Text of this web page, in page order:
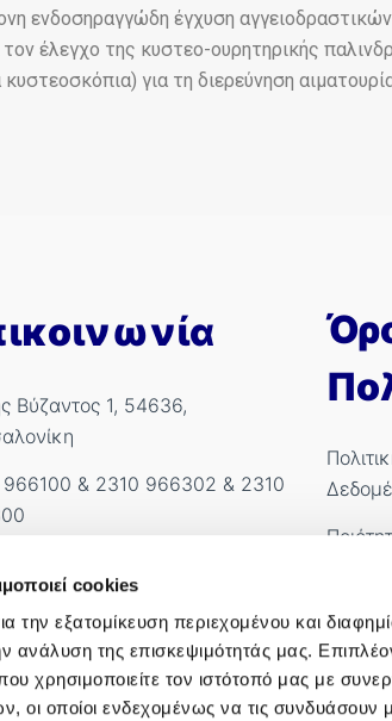
cookies
την εξατομίκευση περιεχομένου και
ανάλυση της επισκεψιμότητάς μας.
χρησιμοποιείτε τον ιστότοπό μας με
οι οποίοι ενδεχομένως να τις
ενδοσηραγγώδη έγχυση
έλεγχο της κυστεο-ουρητηρικής
για τη διερεύνηση
Βύζαντος 1, 54636,
& 2310 966302 & 2310
183786001000
Όροι
Όροι